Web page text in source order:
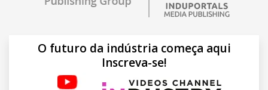
O futuro da indústria começa aqui
Inscreva-se!